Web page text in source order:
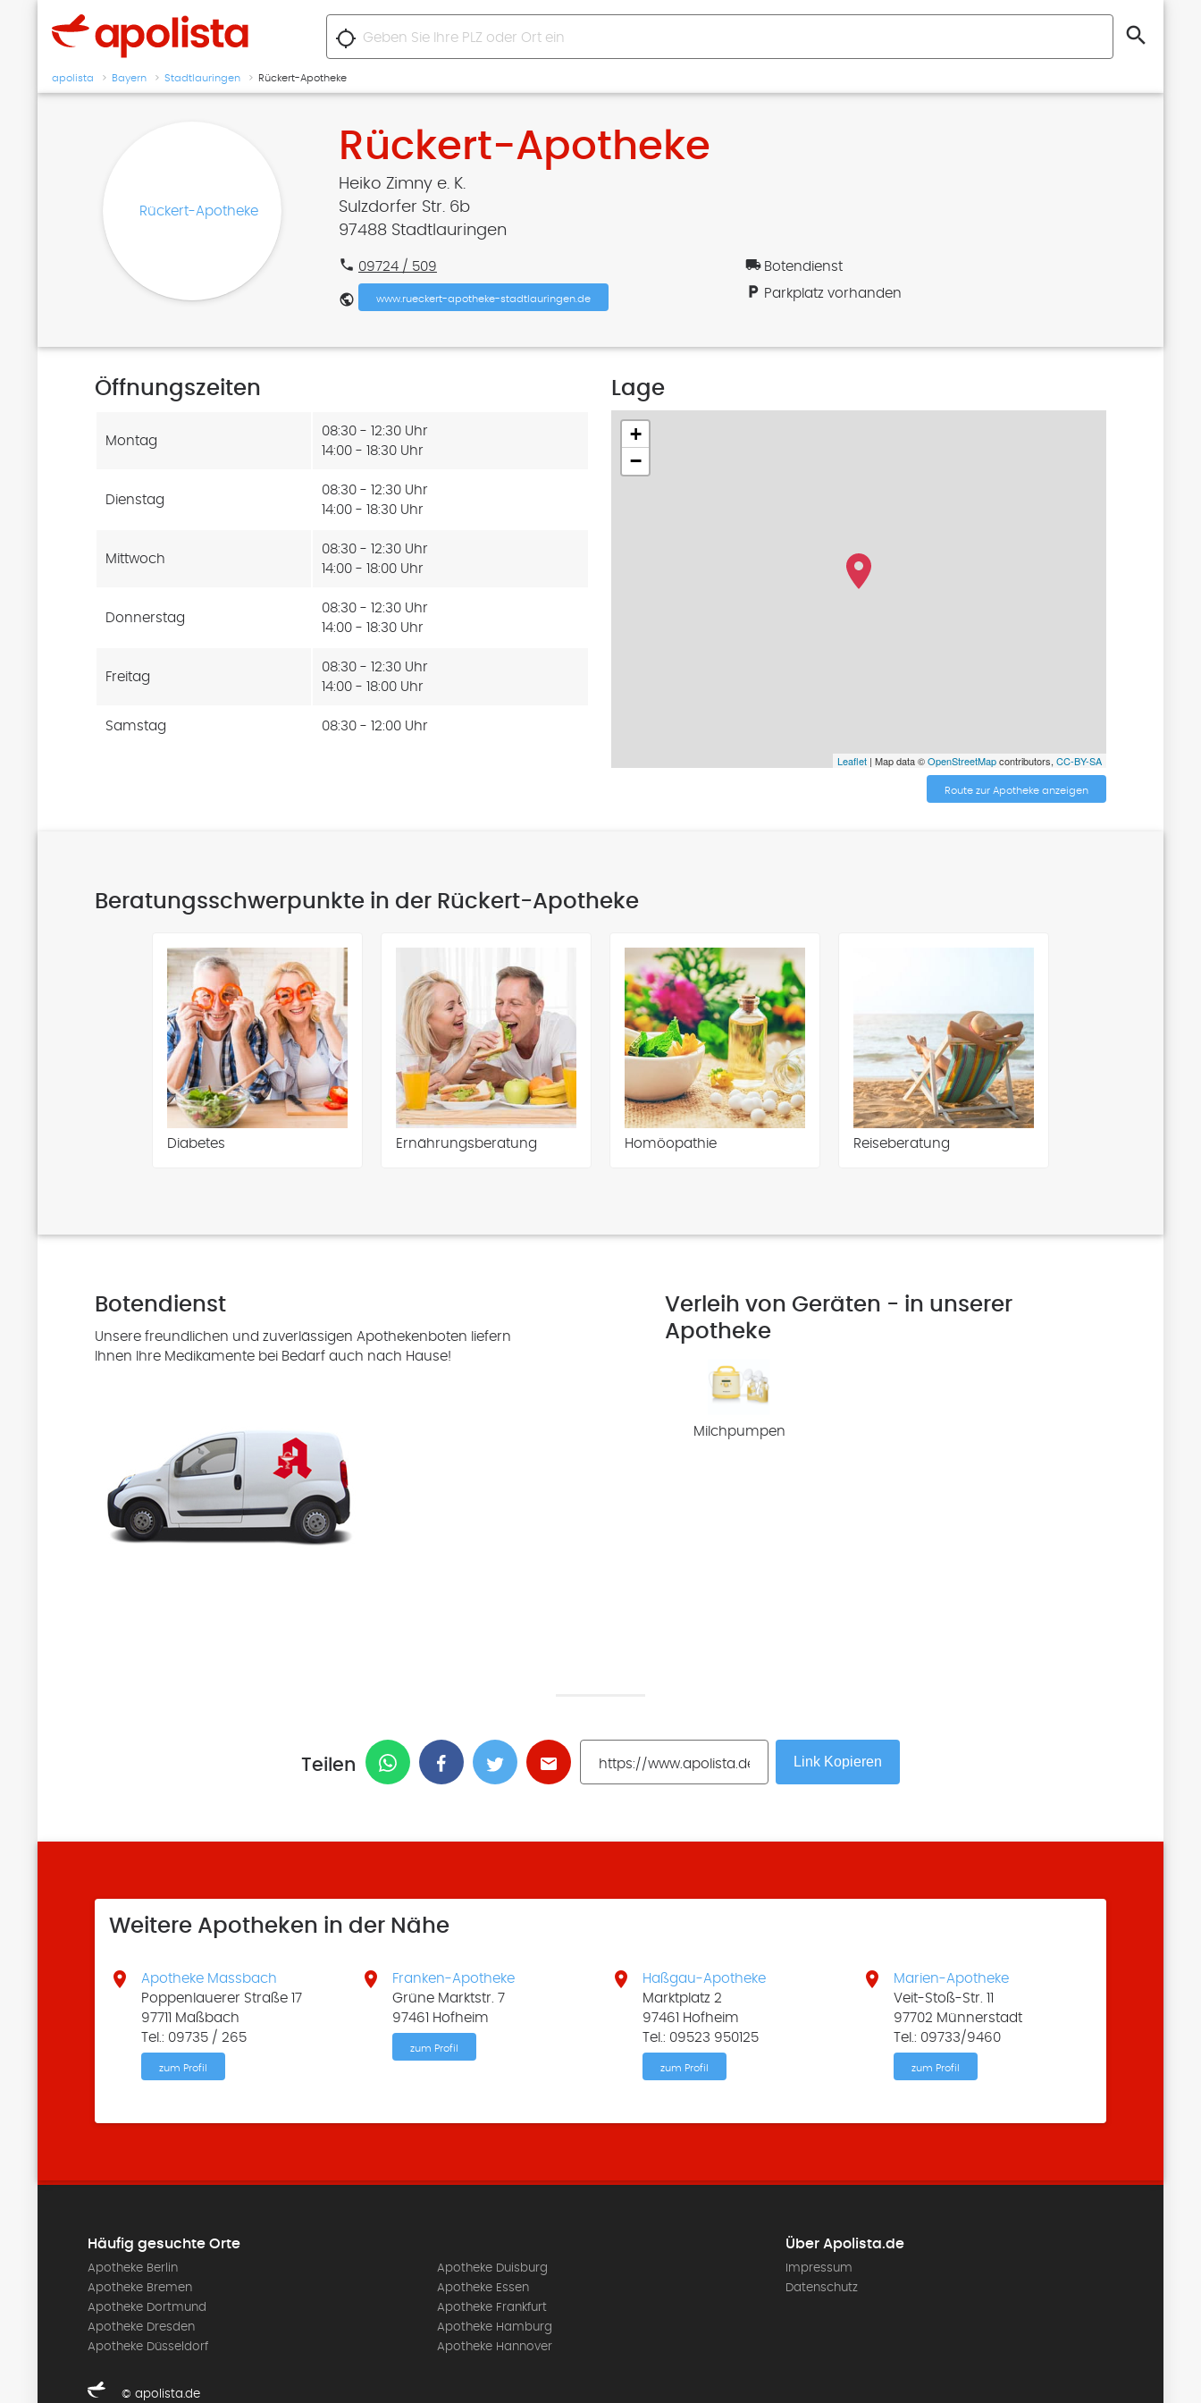
location_searching search
apolista Bayern Stadtlauringen Rückert-Apotheke
Rückert-Apotheke
Heiko Zimny e. K.
Sulzdorfer Str. 6b
97488 Stadtlauringen
phone 09724 / 509
public www.rueckert-apotheke-stadtlauringen.de
local_shipping Botendienst
local_parking Parkplatz vorhanden
Öffnungszeiten
Montag
08:30 - 12:30 Uhr
14:00 - 18:30 Uhr
Dienstag
08:30 - 12:30 Uhr
14:00 - 18:30 Uhr
Mittwoch
08:30 - 12:30 Uhr
14:00 - 18:00 Uhr
Donnerstag
08:30 - 12:30 Uhr
14:00 - 18:30 Uhr
Freitag
08:30 - 12:30 Uhr
14:00 - 18:00 Uhr
Samstag 08:30 - 12:00 Uhr
Lage
+
−
Leaflet| Map data ©OpenStreetMapcontributors, CC-BY-SA
Route zur Apotheke anzeigen
Beratungsschwerpunkte in der Rückert-Apotheke
Diabetes Ernährungsberatung Homöopathie Reiseberatung
Botendienst
Unsere freundlichen und zuverlässigen Apothekenboten liefern
Ihnen Ihre Medikamente bei Bedarf auch nach Hause!
Verleih von Geräten - in unserer
Apotheke
Milchpumpen
Teilen Link Kopieren
Weitere Apotheken in der Nähe

Apotheke Massbach
Poppenlauerer Straße 17
97711 Maßbach
Tel.: 09735 / 265
zum Profil

Franken-Apotheke
Grüne Marktstr. 7
97461 Hofheim
zum Profil

Haßgau-Apotheke
Marktplatz 2
97461 Hofheim
Tel.: 09523 950125
zum Profil

Marien-Apotheke
Veit-Stoß-Str. 11
97702 Münnerstadt
Tel.: 09733/9460
zum Profil
Häufig gesuchte Orte
Apotheke Berlin
Apotheke Bremen
Apotheke Dortmund
Apotheke Dresden
Apotheke Düsseldorf
Apotheke Duisburg
Apotheke Essen
Apotheke Frankfurt
Apotheke Hamburg
Apotheke Hannover
Über Apolista.de
Impressum
Datenschutz
© apolista.de